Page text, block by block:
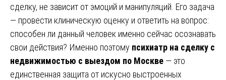
сделку, не зависит от эмоций и манипуляций. Его задача
— провести клиническую оценку и ответить на вопрос:
способен ли данный человек именно сейчас осознавать
свои действия? Именно поэтому психиатр на сделку с
недвижимостью с выездом по Москве — это
единственная защита от искусно выстроенных